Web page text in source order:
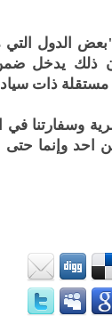
الدول التي
يدخل ضمن
مستقلة ذات
وسفارتنا في
احد وإنما